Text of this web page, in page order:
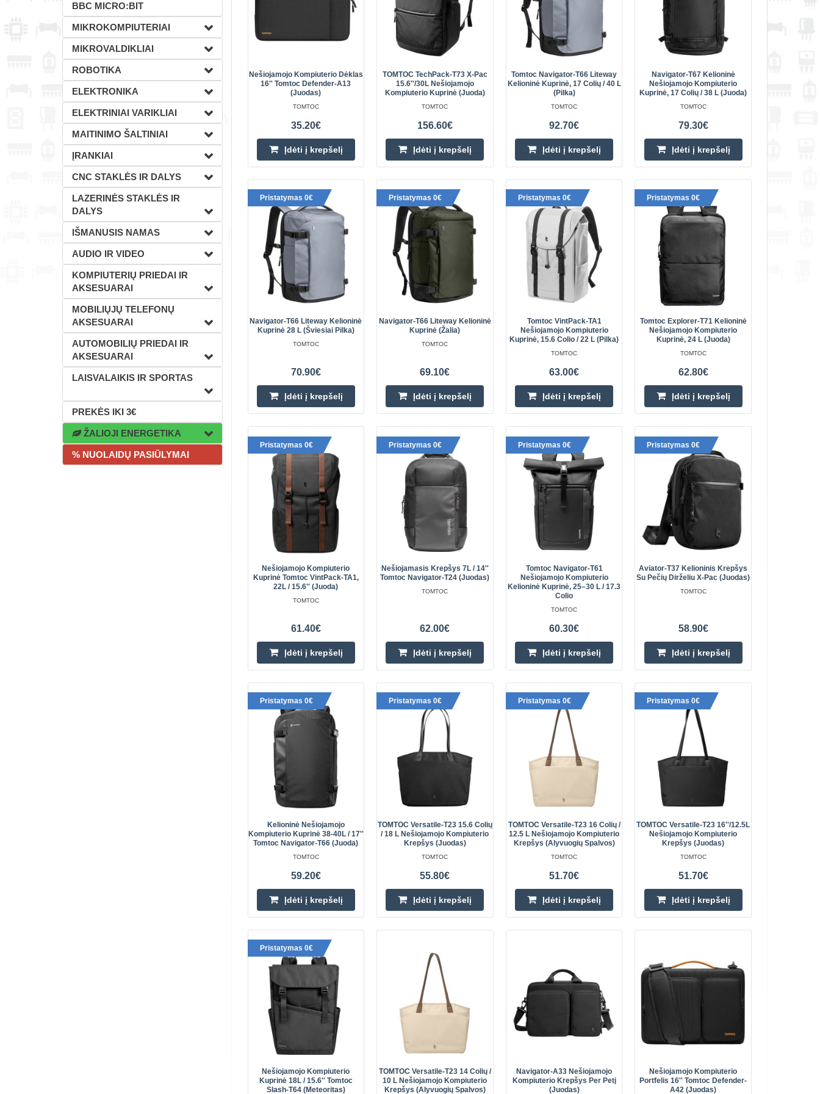
BBC MICRO:BIT
MIKROKOMPIUTERIAI
MIKROVALDIKLIAI
ROBOTIKA
ELEKTRONIKA
ELEKTRINIAI VARIKLIAI
MAITINIMO ŠALTINIAI
ĮRANKIAI
CNC STAKLĖS IR DALYS
LAZERINĖS STAKLĖS IR
DALYS
IŠMANUSIS NAMAS
AUDIO IR VIDEO
KOMPIUTERIŲ PRIEDAI IR
AKSESUARAI
MOBILIŲJŲ TELEFONŲ
AKSESUARAI
AUTOMOBILIŲ PRIEDAI IR
AKSESUARAI
LAISVALAIKIS IR SPORTAS
PREKĖS IKI 3€
ŽALIOJI ENERGETIKA
% NUOLAIDŲ PASIŪLYMAI
colių nešiojamojo kompiuterio dėklas – jis turi vieną
Įdėti į krepšelį
Pridėti prie pageidavimų
TOMTOC TechPack-T73 X-pac 15.6''/30L
TOMTOC TechPack-T73 X-Pac 15.6''/30L nešiojamojo
kompiuterio kuprinė (juoda) „TOMTOC TechPack-T73“
– tai moderni 28 litrų talpos kuprinė, kurioje derinamas
Įdėti į krepšelį
sąrašo
Tomtoc Navigator-T66 Liteway kelioninė kuprinė,
17 colių / 40 l (pilka)
Tomtoc Navigator-T66 Liteway kelioninė kuprinė,
litrų talpos kelioninė kuprinė, skirta 3–5 dienų išvyko..
92.70€
Prekių Pristatymas 4-6 D.d.
Įdėti į krepšelį
Pridėti prie pageidavimų
Navigator-T67 kelioninė nešiojamojo kompiuterio
kuprinė, 17 colių / 38 l (juoda)
„Navigator-T67“ kelioninė nešiojamojo kompiuterio
kuprinė, 17 colių / 38 l (juoda) „Tomtoc Navigator-T67“ –
tai 38 litrų talpos kelioninė kuprinė, skirta 3–5 d..
79.30€
Prekių Pristatymas 4-6 D.d.
Įdėti į krepšelį
Pridėti prie pageidavimų
sąrašo
Navigator-T66 Liteway kelioninė kuprinė 28 l
(šviesiai pilka)
(šviesiai pilka) „Tomtoc Navigator-T66 Liteway“ – lengva
28 litrų talpos kelioninė kuprinė, idealiai tinkanti 2–..
70.90€
Pridėti prie pageidavimų
Navigator-T66 Liteway kelioninė kuprinė (žalia)
Tomtoc Navigator-T66 Liteway kelioninė kuprinė (žalia)
„Tomtoc Navigator-T66 Liteway“ – lengva 28 litrų talpos
kelioninė kuprinė, idealiai tinkanti 2–3 dienų k..
69.10€
Prekių Pristatymas 4-6 D.d.
Įdėti į krepšelį
Pridėti prie pageidavimų
sąrašo
Tomtoc VintPack-TA1 nešiojamojo kompiuterio
kuprinė, 15.6 colio / 22 l (pilka)
kuprinė, 15,6 colio / 22 l (pilka) Ieškote patogios,
patvarios ir patvarios nešiojamojo kompiuterio kuprinės?
Rin..
63.00€
Prekių Pristatymas 4-6 D.d.
Pridėti prie pageidavimų
kompiuterio kuprinė, 24 l (juoda)
62.80€
Prekių Pristatymas 4-6 D.d.
Nešiojamojo Kompiuterio Dėklas
16'' Tomtoc Defender-A13
(juodas)
TOMTOC
35.20€
Įdėti į krepšelį
TOMTOC TechPack-T73 X-Pac
15.6''/30L Nešiojamojo
Kompiuterio Kuprinė (juoda)
TOMTOC
156.60€
Įdėti į krepšelį
Tomtoc Navigator-T66 Liteway
Kelioninė Kuprinė, 17 Colių / 40 L
(pilka)
TOMTOC
92.70€
Įdėti į krepšelį
Navigator-T67 Kelioninė
Nešiojamojo Kompiuterio
Kuprinė, 17 Colių / 38 L (juoda)
TOMTOC
79.30€
Įdėti į krepšelį
Pristatymas 0€
Navigator-T66 Liteway Kelioninė
Kuprinė 28 L (šviesiai Pilka)
TOMTOC
70.90€
Įdėti į krepšelį
Pristatymas 0€
Navigator-T66 Liteway Kelioninė
Kuprinė (žalia)
TOMTOC
69.10€
Įdėti į krepšelį
Pristatymas 0€
Tomtoc VintPack-TA1
Nešiojamojo Kompiuterio
Kuprinė, 15.6 Colio / 22 L (pilka)
TOMTOC
63.00€
Įdėti į krepšelį
Pristatymas 0€
Tomtoc Explorer-T71 Kelioninė
Nešiojamojo Kompiuterio
Kuprinė, 24 L (juoda)
TOMTOC
62.80€
Įdėti į krepšelį
Pristatymas 0€
Nešiojamojo Kompiuterio
Kuprinė Tomtoc VintPack-TA1,
22L / 15.6'' (juoda)
TOMTOC
61.40€
Įdėti į krepšelį
Pristatymas 0€
Nešiojamasis Krepšys 7L / 14''
Tomtoc Navigator-T24 (juodas)
TOMTOC
62.00€
Įdėti į krepšelį
Pristatymas 0€
Tomtoc Navigator-T61
Nešiojamojo Kompiuterio
Kelioninė Kuprinė, 25–30 L / 17.3
Colio
TOMTOC
60.30€
Įdėti į krepšelį
Pristatymas 0€
Aviator-T37 Kelioninis Krepšys
Su Pečių Dirželiu X-Pac (juodas)
TOMTOC
58.90€
Įdėti į krepšelį
Pristatymas 0€
Kelioninė Nešiojamojo
Kompiuterio Kuprinė 38-40L / 17''
Tomtoc Navigator-T66 (juoda)
TOMTOC
59.20€
Įdėti į krepšelį
Pristatymas 0€
TOMTOC Versatile-T23 15.6 Colių
/ 18 L Nešiojamojo Kompiuterio
Krepšys (juodas)
TOMTOC
55.80€
Įdėti į krepšelį
Pristatymas 0€
TOMTOC Versatile-T23 16 Colių /
12.5 L Nešiojamojo Kompiuterio
Krepšys (alyvuogių Spalvos)
TOMTOC
51.70€
Įdėti į krepšelį
Pristatymas 0€
TOMTOC Versatile-T23 16''/12.5L
Nešiojamojo Kompiuterio
Krepšys (juodas)
TOMTOC
51.70€
Įdėti į krepšelį
Pristatymas 0€
Nešiojamojo Kompiuterio
Kuprinė 18L / 15.6'' Tomtoc
Slash-T64 (meteoritas)
TOMTOC Versatile-T23 14 Colių /
10 L Nešiojamojo Kompiuterio
Krepšys (alyvuogių Spalvos)
Navigator-A33 Nešiojamojo
Kompiuterio Krepšys Per Petį
(juodas)
Nešiojamojo Kompiuterio
Portfelis 16'' Tomtoc Defender-
A42 (juodas)